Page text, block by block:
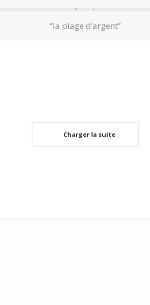
“la plage d’argent”
Charger la suite